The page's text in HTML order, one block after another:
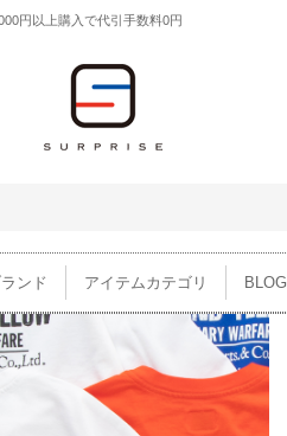
円以上購入で代引手数料0円
ンド アイテムカテゴリ BLOG